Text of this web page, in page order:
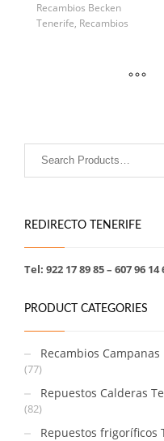
Recambios Becken
Tenerife, Recambios
REDIRECTO TENERIFE
Tel: 922 17 89 85 – 607 96 14
PRODUCT CATEGORIES
Recambios
(77)
Repuestos Calderas
(82)
Repuestos frigoríficos